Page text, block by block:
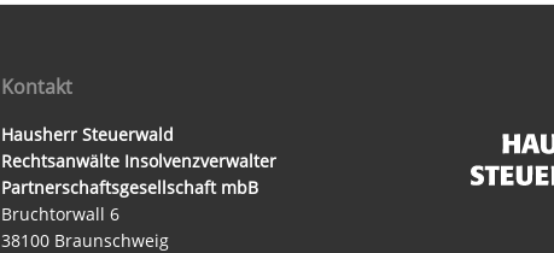
Kontakt
Hausherr Steuerwald
Rechtsanwälte Insolvenzverwalter
Partnerschaftsgesellschaft mbB
Bruchtorwall 6
38100 Braunschweig